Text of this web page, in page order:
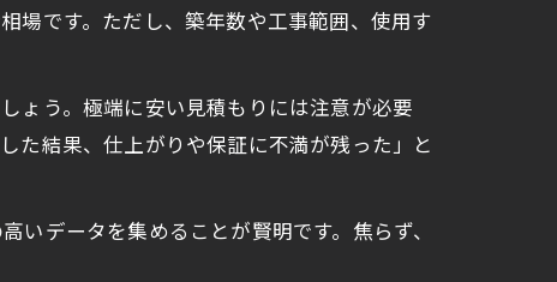
場です。ただし、築年数や工事範囲、使用す
ょう。極端に安い見積もりには注意が必要
た結果、仕上がりや保証に不満が残った」と
いデータを集めることが賢明です。焦らず、